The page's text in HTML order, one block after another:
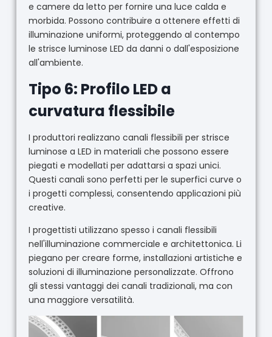
e camere da letto per fornire una luce calda e
morbida. Possono contribuire a ottenere effetti di
illuminazione uniformi, proteggendo al contempo
le strisce luminose LED da danni o dall'esposizione
all'ambiente.
Tipo 6: Profilo LED a
curvatura flessibile
I produttori realizzano canali flessibili per strisce
luminose a LED in materiali che possono essere
piegati e modellati per adattarsi a spazi unici.
Questi canali sono perfetti per le superfici curve o
i progetti complessi, consentendo applicazioni più
creative.
I progettisti utilizzano spesso i canali flessibili
nell'illuminazione commerciale e architettonica. Li
piegano per creare forme, installazioni artistiche e
soluzioni di illuminazione personalizzate. Offrono
gli stessi vantaggi dei canali tradizionali, ma con
una maggiore versatilità.